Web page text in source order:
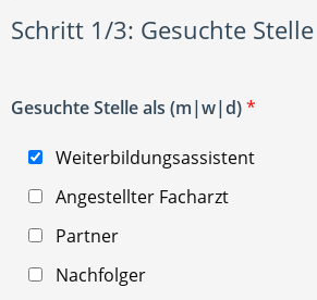
Schritt 1/3: Gesuchte Stelle
Gesuchte Stelle als (m|w|d)*
Weiterbildungsassistent
Angestellter Facharzt
Partner
Nachfolger